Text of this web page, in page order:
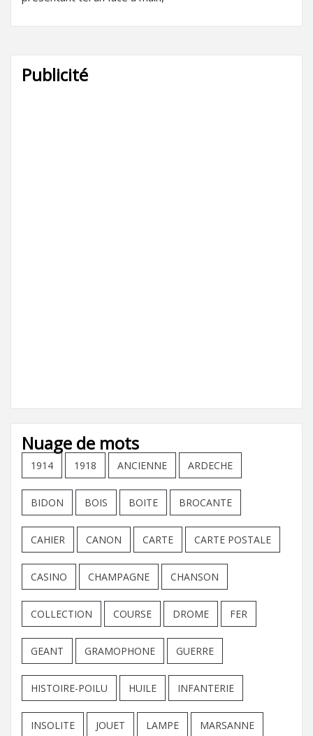
Publicité
Nuage de mots
1914 1918 ANCIENNE ARDECHE
BIDON BOIS BOITE BROCANTE
CAHIER CANON CARTE CARTE POSTALE
CASINO CHAMPAGNE CHANSON
COLLECTION COURSE DROME FER
GEANT GRAMOPHONE GUERRE
HISTOIRE-POILU HUILE INFANTERIE
INSOLITE JOUET LAMPE MARSANNE